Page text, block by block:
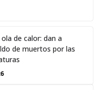
de calor: dan a
de muertos por las